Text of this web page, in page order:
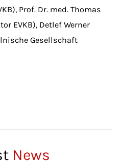
Prof. Dr. med. Thomas
EVKB), Detlef Werner
Gesellschaft
News